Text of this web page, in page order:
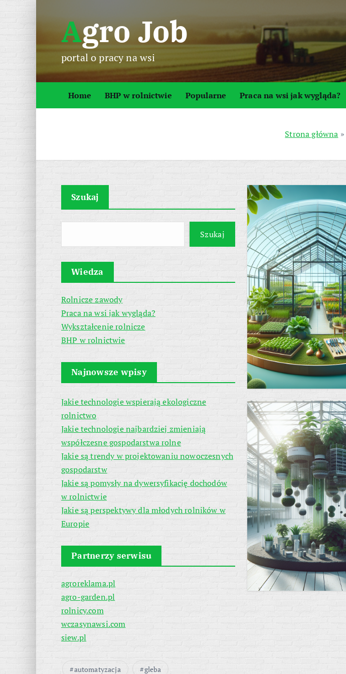
p
o
Agro Job
portal o pracy na wsi
Home BHP w rolnictwie Popularne Praca na wsi jak wygląda?
Strona główna »
Szukaj
Szukaj
Wiedza
Rolnicze zawody
Praca na wsi jak wygląda?
Wykształcenie rolnicze
BHP w rolnictwie
Najnowsze wpisy
Jakie technologie wspierają ekologiczne
rolnictwo
Jakie technologie najbardziej zmieniają
współczesne gospodarstwa rolne
Jakie są trendy w projektowaniu nowoczesnych
gospodarstw
Jakie są pomysły na dywersyfikację dochodów
w rolnictwie
Jakie są perspektywy dla młodych rolników w
Europie
Partnerzy serwisu
agroreklama.pl
agro-garden.pl
rolnicy.com
wczasynawsi.com
siew.pl
automatyzacja gleba